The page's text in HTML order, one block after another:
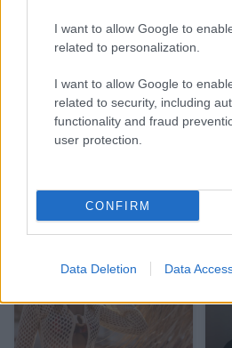
I want to allow Google to
related to personalization.
I want to allow Google to
related to security, including
functionality and fraud
user protection.
CONFIRM
Data Deletion Data
házi szer, ami csodát tesz